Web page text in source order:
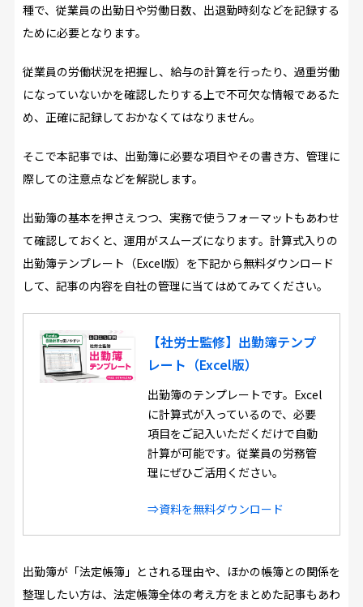
種で、従業員の出勤日や労働日数、出退勤時刻などを記録する
ために必要となります。
従業員の労働状況を把握し、給与の計算を行ったり、過重労働
になっていないかを確認したりする上で不可欠な情報であるた
め、正確に記録しておかなくてはなりません。
そこで本記事では、出勤簿に必要な項目やその書き方、管理に
際しての注意点などを解説します。
出勤簿の基本を押さえつつ、実務で使うフォーマットもあわせ
て確認しておくと、運用がスムーズになります。計算式入りの
出勤簿テンプレート（Excel版）を下記から無料ダウンロード
して、記事の内容を自社の管理に当てはめてみてください。
【社労士監修】出勤簿テンプ
レート（Excel版）
出勤簿のテンプレートです。Excel
に計算式が入っているので、必要
項目をご記入いただくだけで自動
計算が可能です。従業員の労務管
理にぜひご活用ください。
⇒資料を無料ダウンロード
出勤簿が「法定帳簿」とされる理由や、ほかの帳簿との関係を
整理したい方は、法定帳簿全体の考え方をまとめた記事もあわ